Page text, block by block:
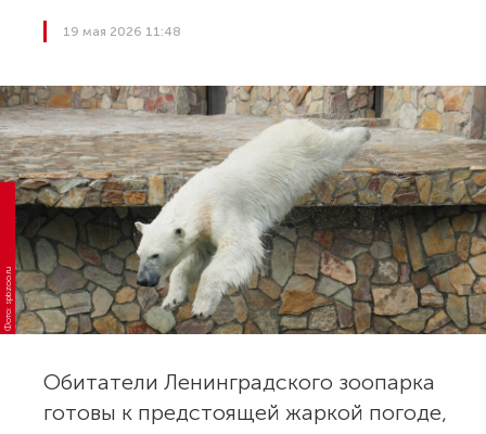
19 мая 2026 11:48
Фото: spbzoo.ru
Обитатели Ленинградского зоопарка
готовы к предстоящей жаркой погоде,